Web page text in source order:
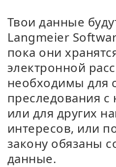
Твои данные
Langmeier
пока они
электронной
необходимы для
преследования
или для других
интересов, или
закону обязаны
данные.